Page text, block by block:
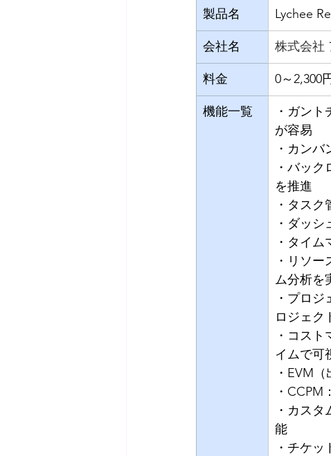
製品名 Lychee
会社名 株式会社
料金 0～2,300
機能一覧
・ガン
が容易
・カン
・バッ
を推進
・タス
・ダッ
・タイ
・リソ
ム分析を
・プロ
ロジェク
・コス
イムで可
・EVM
・
・カス
能
・チケ